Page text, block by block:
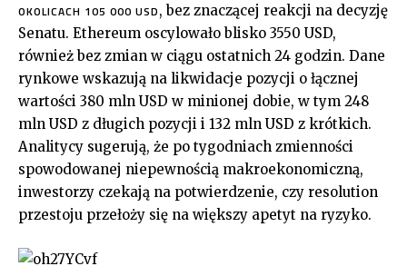
OKOLICACH 105 000 USD, bez znaczącej reakcji na decyzję
Senatu. Ethereum oscylowało blisko 3550 USD,
również bez zmian w ciągu ostatnich 24 godzin. Dane
rynkowe wskazują na likwidacje pozycji o łącznej
wartości 380 mln USD w minionej dobie, w tym 248
mln USD z długich pozycji i 132 mln USD z krótkich.
Analitycy sugerują, że po tygodniach zmienności
spowodowanej niepewnością makroekonomiczną,
inwestorzy czekają na potwierdzenie, czy resolution
przestoju przełoży się na większy apetyt na ryzyko.